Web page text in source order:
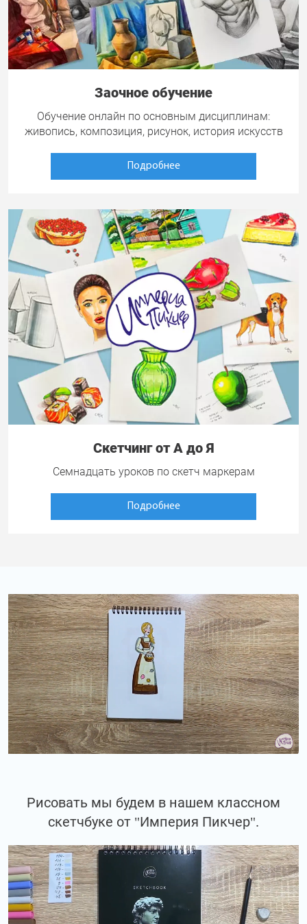
Заочное обучение
Обучение онлайн по основным дисциплинам:
живопись, композиция, рисунок, история искусств
Подробнее
Скетчинг от А до Я
Семнадцать уроков по скетч маркерам
Подробнее
Рисовать мы будем в нашем классном
скетчбуке от "Империя Пикчер".